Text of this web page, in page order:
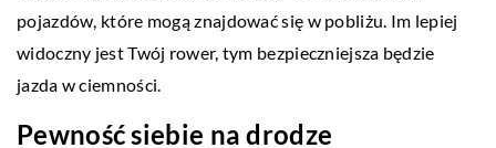
pojazdów, które mogą znajdować się w pobliżu. Im lepiej
widoczny jest Twój rower, tym bezpieczniejsza będzie
jazda w ciemności.
Pewność siebie na drodze